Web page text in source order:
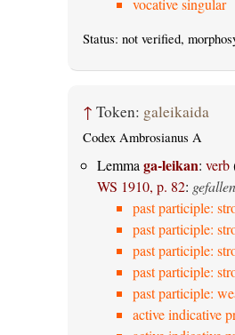
vocative singular
Status: not verified,
↑ Token: galeikaida
Codex Ambrosianus A
Lemma ga-leikan: verb
WS 1910, p. 82: gefallen
past participle:
past participle:
past participle:
past participle:
past participle:
active indicative